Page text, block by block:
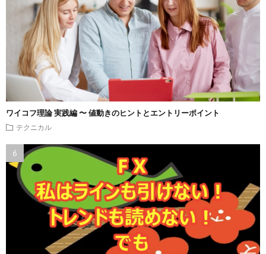
ワイコフ理論 実践編 〜 値動きのヒントとエントリーポイント
テクニカル